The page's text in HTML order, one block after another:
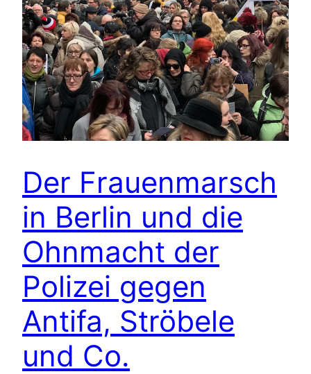
Der Frauenmarsch
in Berlin und die
Ohnmacht der
Polizei gegen
Antifa, Ströbele
und Co.